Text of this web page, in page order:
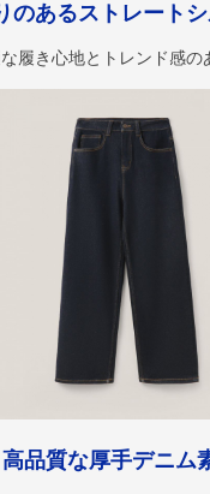
のあるストレート
履き心地とトレンド感の
高品質な厚手デニム